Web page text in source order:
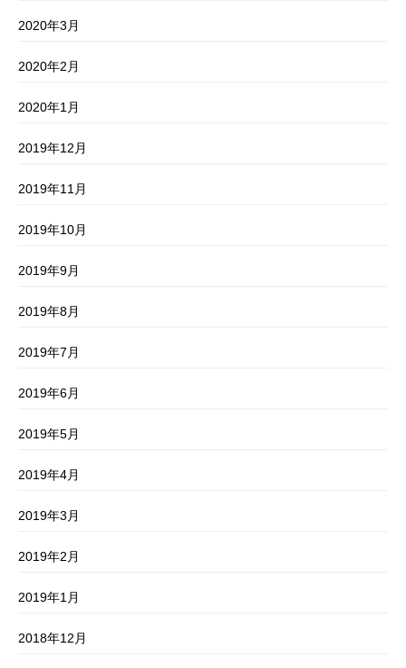
2020年3月
2020年2月
2020年1月
2019年12月
2019年11月
2019年10月
2019年9月
2019年8月
2019年7月
2019年6月
2019年5月
2019年4月
2019年3月
2019年2月
2019年1月
2018年12月